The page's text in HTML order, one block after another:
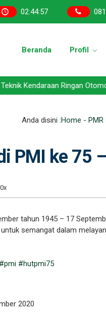
02:44:58
Beranda Profil
Ringan Otomotif
Anda disini :Home - PMR
PMI ke 75
tahun 1945 – 17
semangat dalam
#pmi #hutpmi75
2020